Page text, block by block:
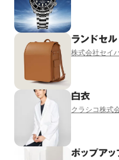
ランドセル
株式会社セイ
白衣
クラシコ株式
ポップア